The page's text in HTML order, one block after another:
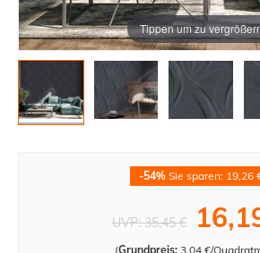
Tippen um zu
-54% Sie sparen: 19,26
UVP:35,45 €
(Grundpreis: 3,04 €/